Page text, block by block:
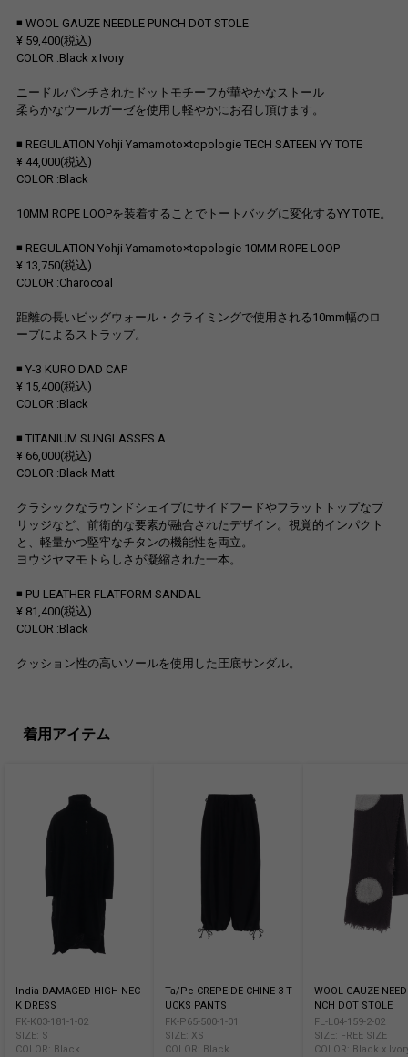
◾️ WOOL GAUZE NEEDLE PUNCH DOT STOLE
¥ 59,400(税込)
COLOR :Black x Ivory
ニードルパンチされたドットモチーフが華やかなストール
柔らかなウールガーゼを使用し軽やかにお召し頂けます。
◾️ REGULATION Yohji Yamamoto×topologie TECH SATEEN YY TOTE
¥ 44,000(税込)
COLOR :Black
10MM ROPE LOOPを装着することでトートバッグに変化するYY TOTE。
◾️ REGULATION Yohji Yamamoto×topologie 10MM ROPE LOOP
¥ 13,750(税込)
COLOR :Charocoal
距離の長いビッグウォール・クライミングで使用される10mm幅のロ
ープによるストラップ。
◾️ Y-3 KURO DAD CAP
¥ 15,400(税込)
COLOR :Black
◾️ TITANIUM SUNGLASSES A
¥ 66,000(税込)
COLOR :Black Matt
クラシックなラウンドシェイプにサイドフードやフラットトップなブ
リッジなど、前衛的な要素が融合されたデザイン。視覚的インパクト
と、軽量かつ堅牢なチタンの機能性を両立。
ヨウジヤマモトらしさが凝縮された一本。
◾️ PU LEATHER FLATFORM SANDAL
¥ 81,400(税込)
COLOR :Black
クッション性の高いソールを使用した圧底サンダル。
着用アイテム
India DAMAGED HIGH NEC
K DRESS
FK-K03-181-1-02
SIZE: S
COLOR: Black
Ta/Pe CREPE DE CHINE 3 T
UCKS PANTS
FK-P65-500-1-01
SIZE: XS
COLOR: Black
WOOL GAUZE
NCH DOT STOLE
FL-L04-159-2-02
SIZE: FREE SIZE
COLOR: Black x